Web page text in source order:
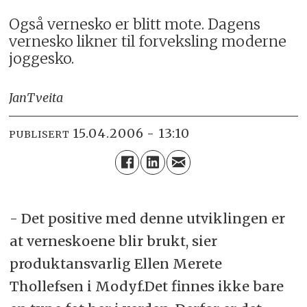
Også vernesko er blitt mote. Dagens
vernesko likner til forveksling moderne
joggesko.
JanTveita
PUBLISERT 15.04.2006 - 13:10
- Det positive med denne utviklingen er
at verneskoene blir brukt, sier
produktansvarlig Ellen Merete
Thollefsen i Modyf.Det finnes ikke bare